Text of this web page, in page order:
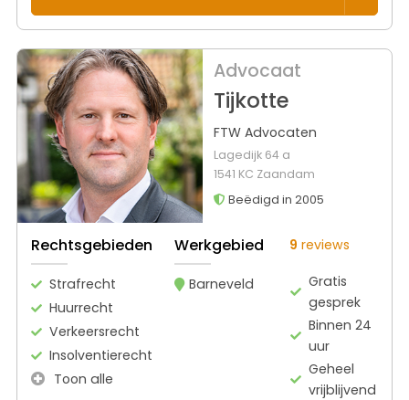
Advocaat
Tijkotte
FTW Advocaten
Lagedijk 64 a
1541 KC Zaandam
Beëdigd in 2005
Rechtsgebieden
Strafrecht
Huurrecht
Verkeersrecht
Insolventierecht
Toon alle
Werkgebied
Barneveld
9 reviews
Gratis
gesprek
Binnen 24
uur
Geheel
vrijblijvend